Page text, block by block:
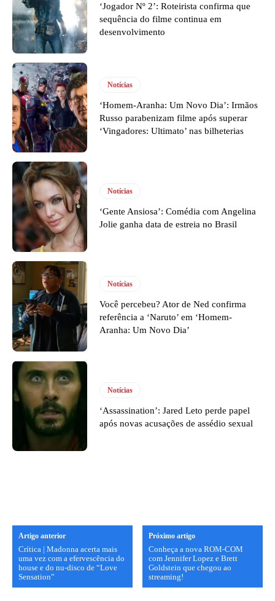
‘Jogador Nº 2’: Roteirista confirma que
sequência do filme continua em
desenvolvimento
Notícias
‘Homem-Aranha: Um Novo Dia’: Irmãos
Russo parabenizam filme após superar
‘Vingadores: Ultimato’ nas bilheterias
Notícias
‘Gente Ansiosa’: Comédia com Angelina
Jolie ganha data de estreia no Brasil
Notícias
Você percebeu? Ator de Ned confirma
referência a ‘Naruto’ em ‘Homem-
Aranha: Um Novo Dia’
Notícias
‘Assassination’: Jared Leto perde papel
após novas acusações de assédio sexual
Artigo anterior
Crítica | Madonna acerta mais
uma vez com a efervescência do
house e do nu-disco de “Love
Sensation”
Próximo artigo
Conheça a nova ROM-COM
com Jennifer Lopez e Brett
Goldstein que chegou ao
streaming!